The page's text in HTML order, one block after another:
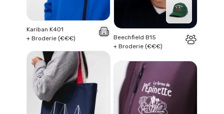
Beechfield B15
+ Broderie (€€€)
Kariban K401
+ Broderie (€€€)